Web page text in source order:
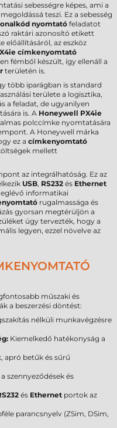
sebességre képes, ami a
megoldássá teszi. Ez a sebesség
nyomtató feladatot
raktári azonosító etikett
előállításáról, az eszköz
címkenyomtató
fémből készült, így ellenáll a
területén is.
több iparágban is standard
területe a logisztika,
a feladat, de ugyanilyen
is. A Honeywell PX4ie
polccímke nyomtatására
A Honeywell márka
ez a címkenyomtató
mellett
az integrálhatóság. Ez az
USB, RS232 és Ethernet
informatikai
rugalmassága és
gyorsan megtérüljön a
úgy tervezték, hogy a
legyen, ezzel növelve az
műszaki és
a beszerzési döntést:
nélküli munkavégzésre
Kiemelkedő hatékonyság a
apró betűk és sűrű
szennyeződések és
és Ethernet portok az
parancsnyelv (ZSim, DSim,